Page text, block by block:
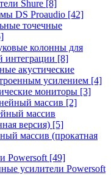
Shure [8]
DS Proaudio [42]
точечные
колонны для
интеграции [8]
акустические
усилением [4]
мониторы [3]
массив [2]
массив
версия) [5]
массив (прокатная
Powersoft [49]
усилители Powersoft